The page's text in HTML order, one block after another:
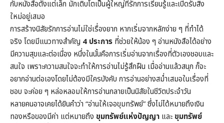
กับหนังสือตั้งแต่เล็ก มักเติบโตเป็นผู้ใหญ่ที่รักการเรียนรู้และเปิดรับสิ่ง
ใหม่อยู่เสมอ
การสร้างนิสัยรักการอ่านไม่ใช่เรื่องยาก หากเริ่มจากหลักง่าย ๆ ที่ทำได้
จริง โดยมีแนวทางสำคัญ 4 ประการ ที่ช่วยให้น้อง ๆ อ่านหนังสือได้อย่าง
มีความสุขและต่อเนื่อง หนึ่งในนั้นคือการเริ่มอ่านจากเรื่องที่ตัวเองชอบและ
สนใจ เพราะความสนใจจะทำให้การอ่านไม่รู้สึกฝืน เมื่ออ่านแล้วสนุก ก็จะ
อยากอ่านต่อเองโดยไม่ต้องมีใครบังคับ การอ่านอย่างสม่ำเสมอในเรื่องที่
ชอบ จะค่อย ๆ หล่อหลอมให้การอ่านกลายเป็นนิสัยในชีวิตประจำวัน
หลายคนอาจเคยได้ยินคำว่า “อ่านให้เจอขุมทรัพย์” ซึ่งไม่ได้หมายถึงเงิน
ทองหรือของมีค่า แต่หมายถึง ขุมทรัพย์แห่งปัญญา และขุมทรัพย์